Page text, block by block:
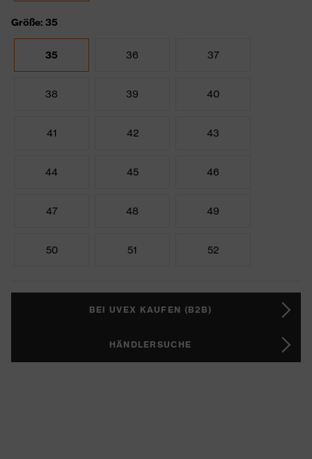
Größe: 35
35 36 37
38 39 40
41 42 43
44 45 46
47 48 49
50 51 52
BEI UVEX KAUFEN (B2B)
HÄNDLERSUCHE